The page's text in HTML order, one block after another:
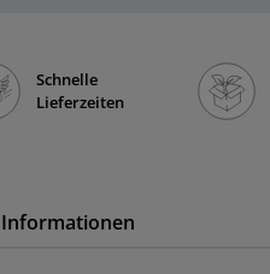
Schnelle
Lieferzeiten
Informationen